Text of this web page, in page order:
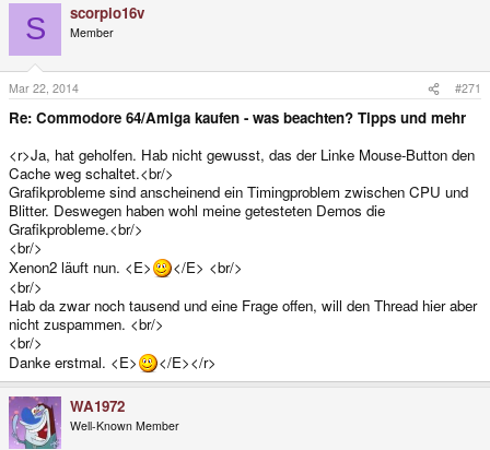
S scorpio16v
Member
Mar 22, 2014 #271
Re: Commodore 64/Amiga kaufen - was beachten? Tipps und mehr
<r>Ja, hat geholfen. Hab nicht gewusst, das der Linke Mouse-Button den
Cache weg schaltet.<br/>
Grafikprobleme sind anscheinend ein Timingproblem zwischen CPU und
Blitter. Deswegen haben wohl meine getesteten Demos die
Grafikprobleme.<br/>
<br/>
Xenon2 läuft nun. <E>
</E> <br/>
<br/>
Hab da zwar noch tausend und eine Frage offen, will den Thread hier aber
nicht zuspammen. <br/>
<br/>
Danke erstmal. <E>
</E></r>
WA1972
Well-Known Member